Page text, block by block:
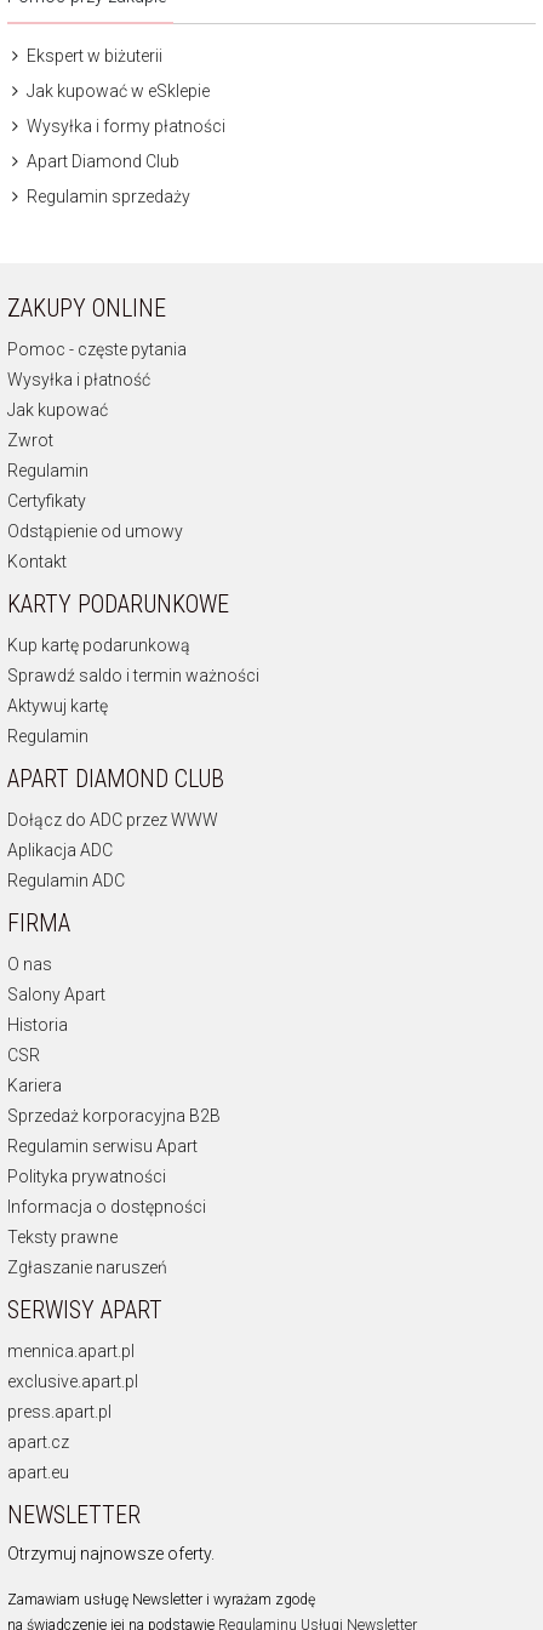
Ekspert w biżuterii
Jak kupować w eSklepie
Wysyłka i formy płatności
Apart Diamond Club
Regulamin sprzedaży
ZAKUPY ONLINE
Pomoc - częste pytania
Wysyłka i płatność
Jak kupować
Zwrot
Regulamin
Certyfikaty
Odstąpienie od umowy
Kontakt
KARTY PODARUNKOWE
Kup kartę podarunkową
Sprawdź saldo i termin ważności
Aktywuj kartę
Regulamin
APART DIAMOND CLUB
Dołącz do ADC przez WWW
Aplikacja ADC
Regulamin ADC
FIRMA
O nas
Salony Apart
Historia
CSR
Kariera
Sprzedaż korporacyjna B2B
Regulamin serwisu Apart
Polityka prywatności
Informacja o dostępności
Teksty prawne
Zgłaszanie naruszeń
SERWISY APART
mennica.apart.pl
exclusive.apart.pl
press.apart.pl
apart.cz
apart.eu
NEWSLETTER
Otrzymuj najnowsze oferty.
Zamawiam usługę Newsletter i wyrażam zgodę
na świadczenie jej na podstawie Regulaminu Usługi Newsletter